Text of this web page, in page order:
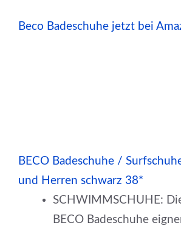
Beco Badeschuhe jetzt bei
BECO Badeschuhe /
und Herren schwarz 38*
SCHWIMMSCHUHE:
BECO Badeschuhe